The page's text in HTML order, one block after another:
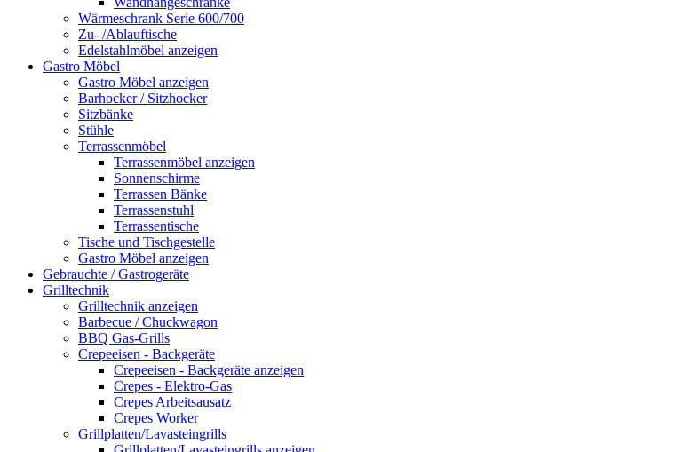
Wärmeschrank Serie 600/700
Zu- /Ablauftische
Edelstahlmöbel anzeigen
Gastro Möbel
Gastro Möbel anzeigen
Barhocker / Sitzhocker
Sitzbänke
Stühle
Terrassenmöbel
Terrassenmöbel anzeigen
Sonnenschirme
Terrassen Bänke
Terrassenstuhl
Terrassentische
Tische und Tischgestelle
Gastro Möbel anzeigen
Gebrauchte / Gastrogeräte
Grilltechnik
Grilltechnik anzeigen
Barbecue / Chuckwagon
BBQ Gas-Grills
Crepeeisen - Backgeräte
Crepeeisen - Backgeräte anzeigen
Crepes - Elektro-Gas
Crepes Arbeitsausatz
Crepes Worker
Grillplatten/Lavasteingrills